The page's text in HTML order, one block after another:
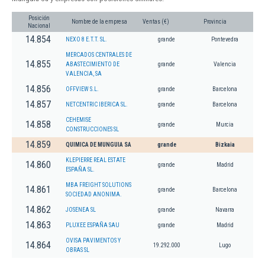
Posición
Nacional
Nombre de la empresa Ventas (€) Provincia
14.854 NEXO 8 E.T.T. SL. grande Pontevedra
14.855
MERCADOS CENTRALES DE
ABASTECIMIENTO DE
VALENCIA, SA
grande Valencia
14.856 OFFVIEW S.L. grande Barcelona
14.857 NETCENTRIC IBERICA SL. grande Barcelona
14.858
CEHEMISE
CONSTRUCCIONES SL
grande Murcia
14.859 QUIMICA DE MUNGUIA SA grande Bizkaia
14.860
KLEPIERRE REAL ESTATE
ESPAÑA SL.
grande Madrid
14.861
MBA FREIGHT SOLUTIONS
SOCIEDAD ANONIMA.
grande Barcelona
14.862 JOSENEA SL grande Navarra
14.863 PLUXEE ESPAÑA SAU grande Madrid
14.864
OVISA PAVIMENTOS Y
OBRAS SL
19.292.000 Lugo